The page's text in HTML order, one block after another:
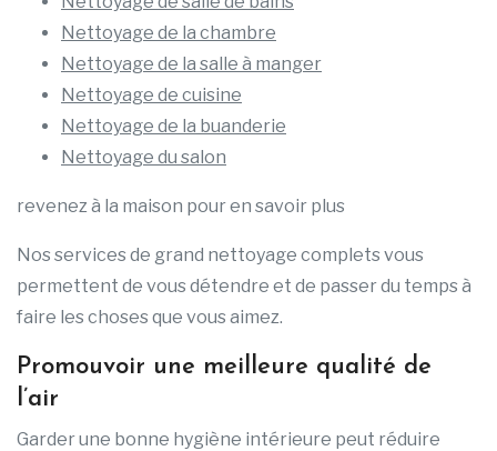
Nettoyage de la chambre
Nettoyage de la salle à manger
Nettoyage de cuisine
Nettoyage de la buanderie
Nettoyage du salon
revenez à la maison pour en savoir plus
Nos services de grand nettoyage complets vous
permettent de vous détendre et de passer du temps à
faire les choses que vous aimez.
Promouvoir une meilleure qualité de
l’air
Garder une bonne hygiène intérieure peut réduire